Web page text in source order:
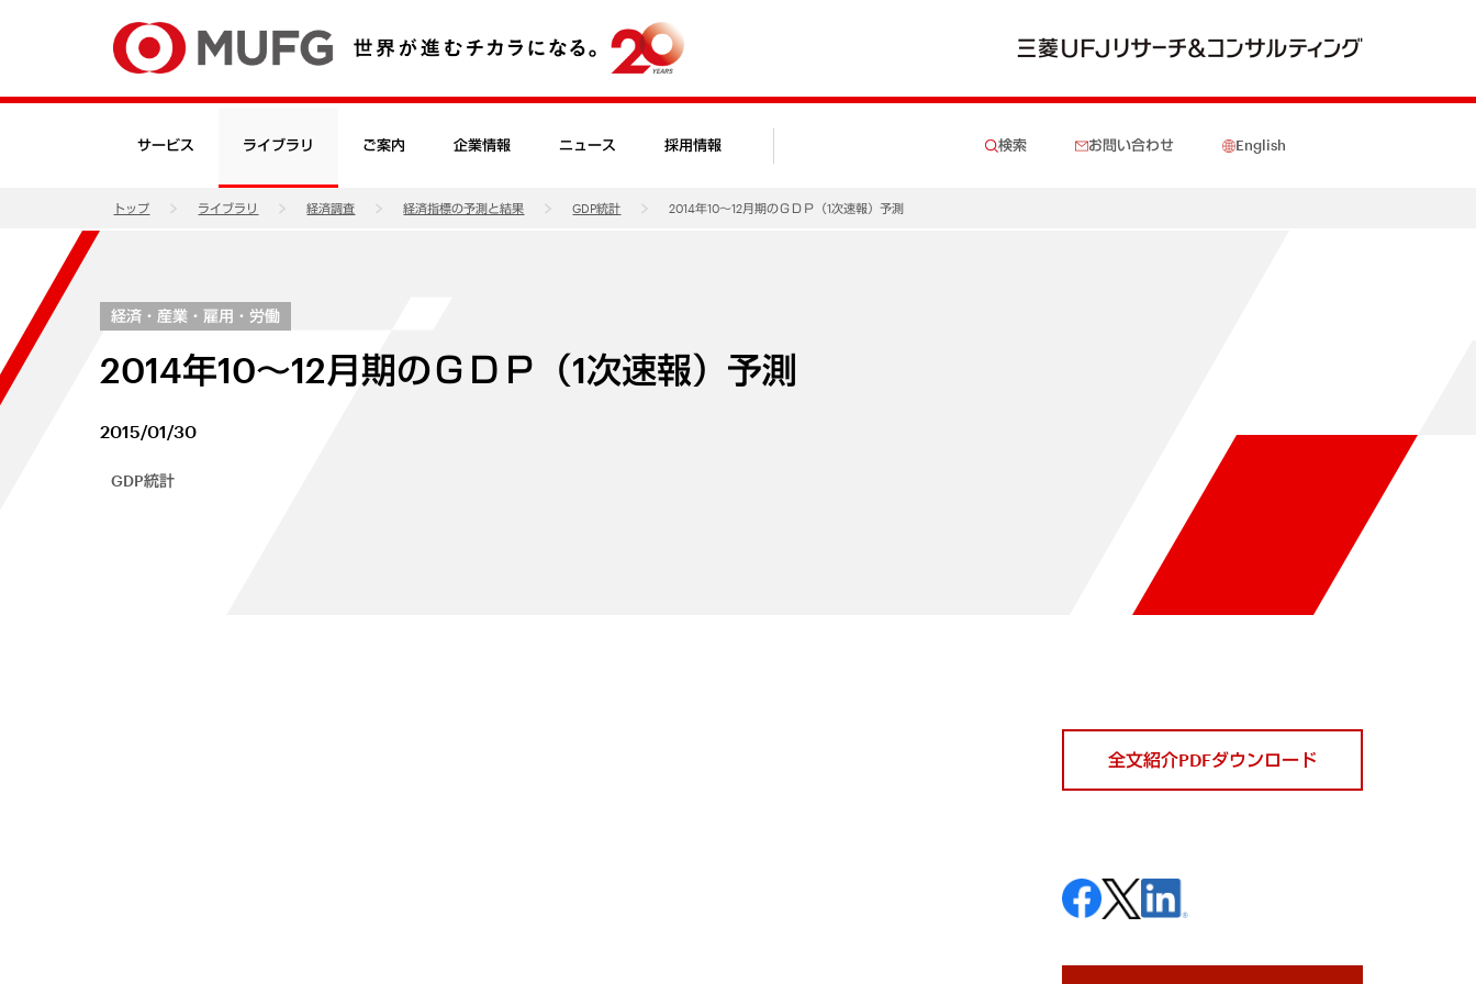
サービス ライブラリ ご案内 企業情報 ニュース 採用情報 検索 お問い合わせ English
トップ ライブラリ 経済調査 経済指標の予測と結果 GDP統計 2014年10～12月期のＧＤＰ（1次速報）予測
経済・産業・雇用・労働
2014年10～12月期のＧＤＰ（1次速報）予測
2015/01/30
GDP統計
全文紹介PDFダウンロード